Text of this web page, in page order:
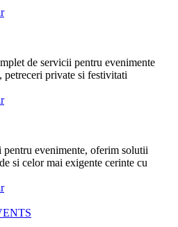
de servicii pentru evenimente
petreceri private si festivitati
evenimente, oferim solutii
si celor mai exigente cerinte cu